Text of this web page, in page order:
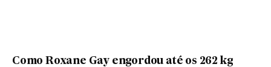
Como Roxane Gay engordou até os 262 kg